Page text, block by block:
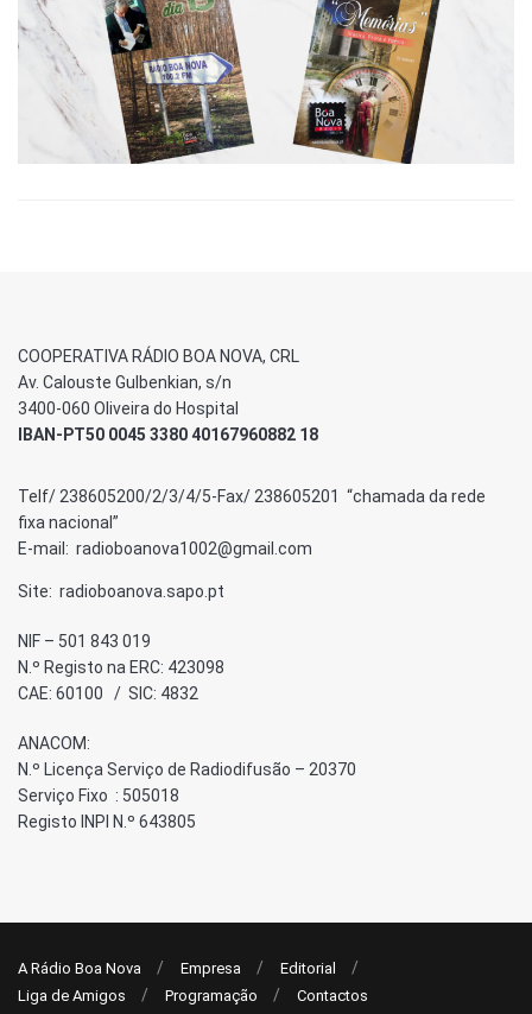
COOPERATIVA RÁDIO BOA NOVA, CRL
Av. Calouste Gulbenkian, s/n
3400-060 Oliveira do Hospital
IBAN-PT50 0045 3380 40167960882 18
Telf/ 238605200/2/3/4/5-Fax/ 238605201 “chamada da rede
fixa nacional”
E-mail: radioboanova1002@gmail.com
Site: radioboanova.sapo.pt
NIF – 501 843 019
N.º Registo na ERC: 423098
CAE: 60100 / SIC: 4832
ANACOM:
N.º Licença Serviço de Radiodifusão – 20370
Serviço Fixo : 505018
Registo INPI N.º 643805
A Rádio Boa Nova Empresa
Editorial
Liga de Amigos
Programação Contactos